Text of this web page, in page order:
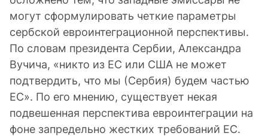
могут сформулировать четкие параметры
сербской евроинтеграционной перспективы.
По словам президента Сербии, Александра
Вучича, «никто из ЕС или США не может
подтвердить, что мы (Сербия) будем частью
ЕС». По его мнению, существует некая
подвешенная перспектива евроинтеграции на
фоне запредельно жестких требований ЕС.